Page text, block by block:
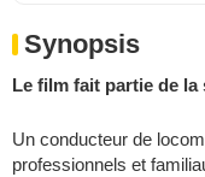
Synopsis
Le film fait partie de la
Un conducteur de
professionnels et